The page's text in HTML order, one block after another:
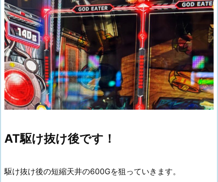
AT駆け抜け後です！
駆け抜け後の短縮天井の600Gを狙っていきます。